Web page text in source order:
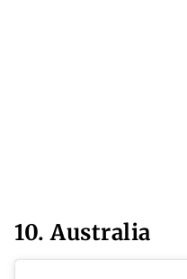
10. Australia